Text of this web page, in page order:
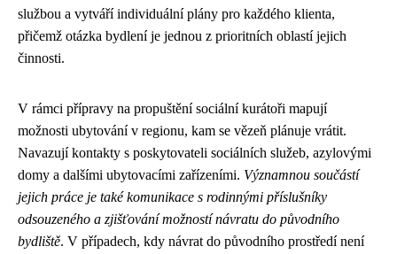
službou a vytváří individuální plány pro každého klienta,
přičemž otázka bydlení je jednou z prioritních oblastí jejich
činnosti.
V rámci přípravy na propuštění sociální kurátoři mapují
možnosti ubytování v regionu, kam se vězeň plánuje vrátit.
Navazují kontakty s poskytovateli sociálních služeb, azylovými
domy a dalšími ubytovacími zařízeními. Významnou součástí
jejich práce je také komunikace s rodinnými příslušníky
odsouzeného a zjišťování možností návratu do původního
bydliště. V případech, kdy návrat do původního prostředí není